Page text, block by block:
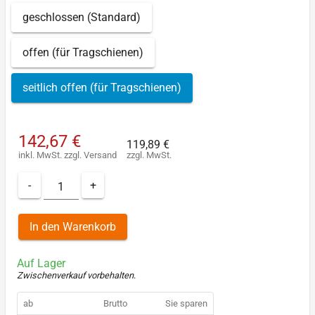
geschlossen (Standard)
offen (für Tragschienen)
seitlich offen (für Tragschienen)
142,67 €
inkl. MwSt. zzgl. Versand
119,89 €
zzgl. MwSt.
- +
In den Warenkorb
Auf Lager
Zwischenverkauf vorbehalten.
ab Brutto Sie sparen